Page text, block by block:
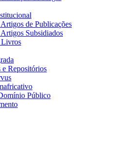
de Publicações
Subsidiados
Livros
e Repositórios
Público